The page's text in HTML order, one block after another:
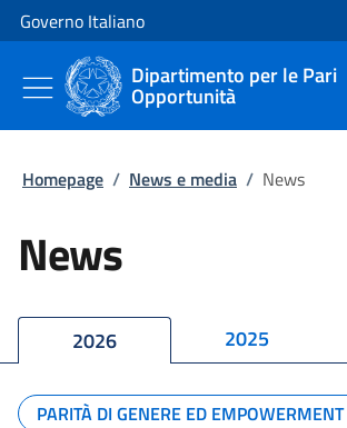
Vai al contenuto
Vai alla navigazione del sito
Governo Italiano
Dipartimento per le Pari
Opportunità
Homepage / News e media / News
News
2026 2025
PARITÀ DI GENERE ED